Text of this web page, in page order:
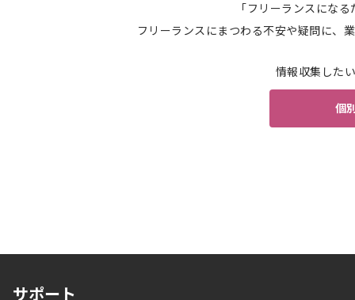
「フリーランスにな
フリーランスにまつわる不安や疑問に、
情報収集した
個
サポート